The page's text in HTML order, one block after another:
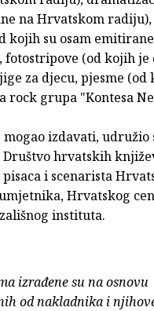
na Hrvatskom radiju),
kojih su osam
(od kojih je
za djecu, pjesme (od
rock grupa "Kontesa
izdavati, udružio
hrvatskih
i scenarista
Hrvatskog
instituta.
izrađene su na osnovu
od nakladnika i